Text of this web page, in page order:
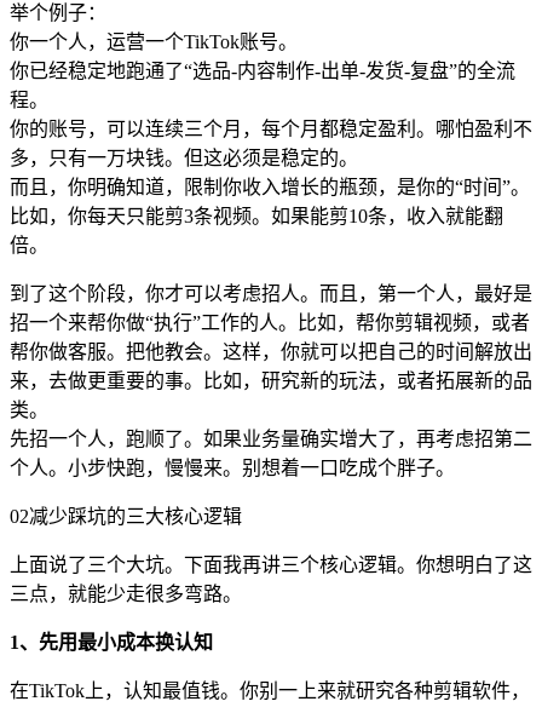
举个例子：
你一个人，运营一个TikTok账号。
你已经稳定地跑通了“选品-内容制作-出单-发货-复盘”的全流
程。
你的账号，可以连续三个月，每个月都稳定盈利。哪怕盈利不
多，只有一万块钱。但这必须是稳定的。
而且，你明确知道，限制你收入增长的瓶颈，是你的“时间”。
比如，你每天只能剪3条视频。如果能剪10条，收入就能翻
倍。
到了这个阶段，你才可以考虑招人。而且，第一个人，最好是
招一个来帮你做“执行”工作的人。比如，帮你剪辑视频，或者
帮你做客服。把他教会。这样，你就可以把自己的时间解放出
来，去做更重要的事。比如，研究新的玩法，或者拓展新的品
类。
先招一个人，跑顺了。如果业务量确实增大了，再考虑招第二
个人。小步快跑，慢慢来。别想着一口吃成个胖子。
02减少踩坑的三大核心逻辑
上面说了三个大坑。下面我再讲三个核心逻辑。你想明白了这
三点，就能少走很多弯路。
1、先用最小成本换认知
在TikTok上，认知最值钱。你别一上来就研究各种剪辑软件，